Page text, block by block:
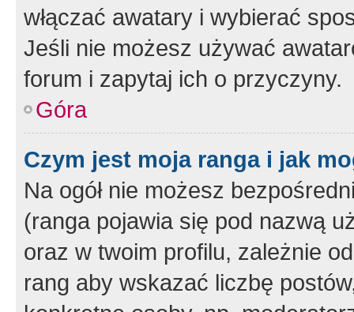
włączać awatary i wybierać
Jeśli nie możesz używać
forum i zapytaj ich o przyczyny.
Góra
Czym jest moja ranga i jak
Na ogół nie możesz
(ranga pojawia się pod nazwą
oraz w twoim profilu, zależnie
rang aby wskazać liczbę